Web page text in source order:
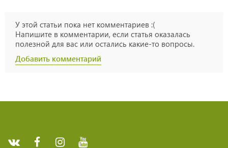
У этой статьи пока нет комментариев :(
Напишите в комментарии, если статья оказалась
полезной для вас или остались какие-то вопросы.
Добавить комментарий